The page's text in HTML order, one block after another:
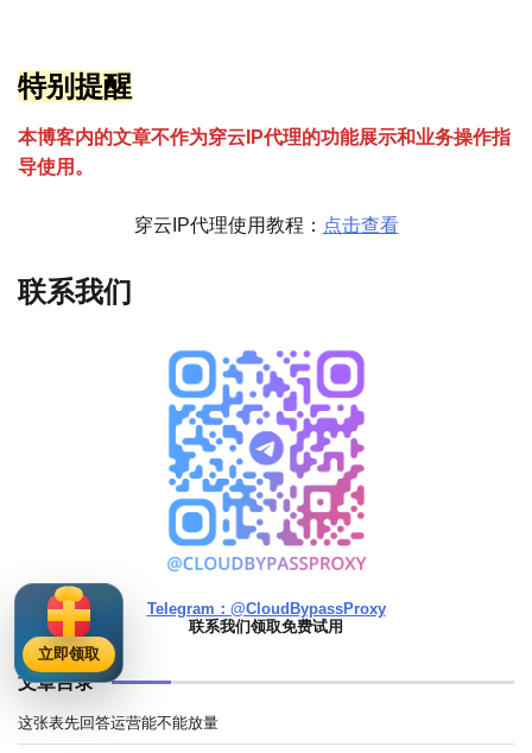
特别提醒
本博客内的文章不作为穿云 P代理的功能展示和业务操作指
导使用。
穿云IP代理使用教程： 点击查看
联系我们
Telegram：@CloudBypassProxy
联系我们领取免费试用
文章目录
这张表先回答运营能不能放量
立即领取